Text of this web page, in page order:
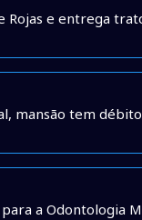
Rojas e entrega
mansão tem
a Odontologia